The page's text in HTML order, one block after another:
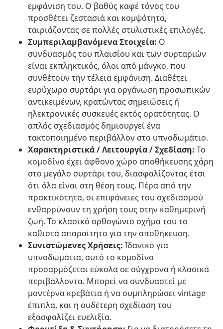
εμφάνιση του. Ο βαθύς καφέ τόνος του
προσθέτει ζεστασιά και κομψότητα,
ταιριάζοντας σε πολλές στυλιστικές επιλογές.
Συμπεριλαμβανόμενα Στοιχεία: Ο
συνδυασμός του πλαισίου και των συρταριών
είναι εκπληκτικός, όλοι από μάνγκο, που
συνθέτουν την τέλεια εμφάνιση. Διαθέτει
ευρύχωρο συρτάρι για οργάνωση προσωπικών
αντικειμένων, κρατώντας σημειώσεις ή
ηλεκτρονικές συσκευές εκτός ορατότητας. Ο
απλός σχεδιασμός δημιουργεί ένα
τακτοποιημένο περιβάλλον στο υπνοδωμάτιο.
Χαρακτηριστικά / Λειτουργία / Σχεδίαση: Το
κομοδίνο έχει άφθονο χώρο αποθήκευσης χάρη
στο μεγάλο συρτάρι του, διασφαλίζοντας έτσι
ότι όλα είναι στη θέση τους. Πέρα από την
πρακτικότητα, οι επιφάνειες του σχεδιασμού
ενθαρρύνουν τη χρήση τους στην καθημερινή
ζωή. Το κλασικό ορθογώνιο σχήμα του το
καθιστά απαραίτητο για την αποθήκευση.
Συνιστώμενες Χρήσεις: Ιδανικό για
υπνοδωμάτια, αυτό το κομοδίνο
προσαρμόζεται εύκολα σε σύγχρονα ή κλασικά
περιβάλλοντα. Μπορεί να συνδυαστεί με
μοντέρνα κρεβάτια ή να συμπληρώσει vintage
έπιπλα, και η ουδέτερη σχεδίαση του
εξασφαλίζει ευελιξία.